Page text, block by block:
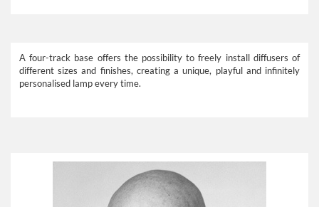
A four-track base offers the possibility to freely install diffusers of
different sizes and finishes, creating a unique, playful and infinitely
personalised lamp every time.